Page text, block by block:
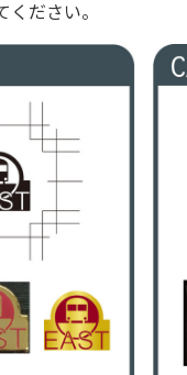
ださい。